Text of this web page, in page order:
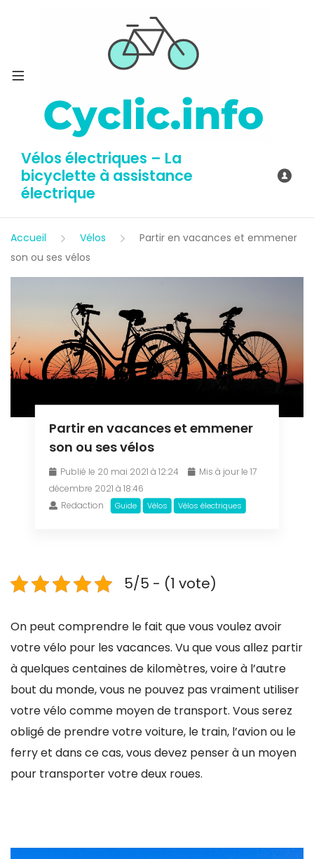
Vélos électriques – La
bicyclette à assistance
électrique
Accueil Vélos
Partir en vacances et emmener
son ou ses vélos
Partir en vacances et emmener
son ou ses vélos
Publié le 20 mai 2021 à 12:24
Mis à jour le 17
décembre 2021 à 18:46
Redaction
Guide Vélos Vélos électriques
5/5 - (1 vote)
On peut comprendre le fait que vous voulez avoir
votre vélo pour les vacances. Vu que vous allez partir
à quelques centaines de kilomètres, voire à l’autre
bout du monde, vous ne pouvez pas vraiment utiliser
votre vélo comme moyen de transport. Vous serez
obligé de prendre votre voiture, le train, l’avion ou le
ferry et dans ce cas, vous devez penser à un moyen
pour transporter votre deux roues.